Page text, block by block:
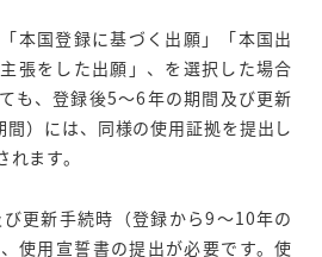
本国登録に基づく出願」「本国出
張をした出願」、を選択した場合
も、登録後5～6年の期間及び更新
）には、同様の使用証拠を提出し
ます。
更新手続時（登録から9～10年の
使用宣誓書の提出が必要です。使